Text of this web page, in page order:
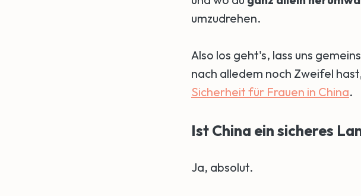
umzudrehen.
Also los geht's, lass uns
nach alledem noch Zweifel
Sicherheit für Frauen in China.
Ist China ein sicheres
Ja, absolut.